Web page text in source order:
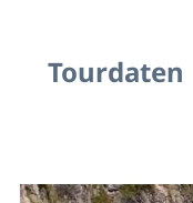
Tourdaten